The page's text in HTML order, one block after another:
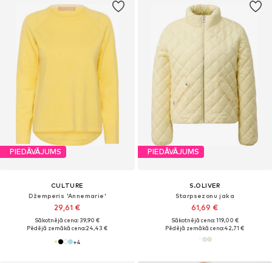
PIEDĀVĀJUMS
CULTURE
Džemperis 'Annemarie'
29,61 €
Sākotnējā cena: 39,90 €
Pēdējā zemākā cena:24,43 €
+4
PIEDĀVĀJUMS
S.OLIVER
Starpsezonu jaka
61,69 €
Sākotnējā cena: 119,00 €
Pēdējā zemākā cena:42,71 €